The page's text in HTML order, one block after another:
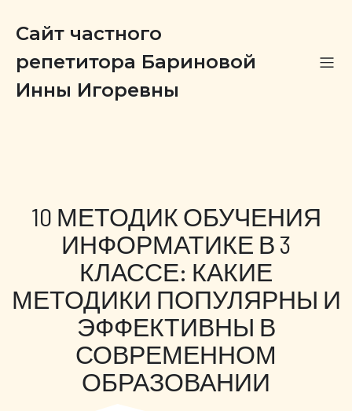
Сайт частного
репетитора Бариновой
Инны Игоревны
10 МЕТОДИК ОБУЧЕНИЯ
ИНФОРМАТИКЕ В 3
КЛАССЕ: КАКИЕ
МЕТОДИКИ ПОПУЛЯРНЫ И
ЭФФЕКТИВНЫ В
СОВРЕМЕННОМ
ОБРАЗОВАНИИ